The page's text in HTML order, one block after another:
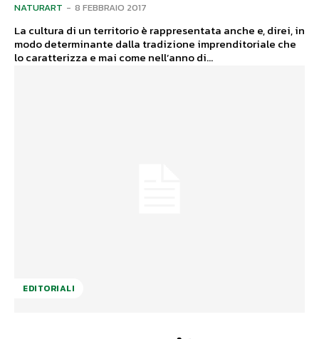
NATURART - 8 FEBBRAIO 2017
La cultura di un territorio è rappresentata anche e, direi, in
modo determinante dalla tradizione imprenditoriale che
lo caratterizza e mai come nell’anno di...
EDITORIALI